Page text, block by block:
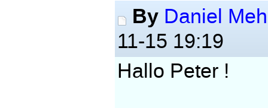
By Daniel
11-15 19:19
Hallo Peter !